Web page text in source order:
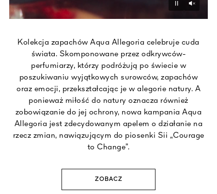
Pause
Kolekcja zapachów Aqua Allegoria celebruje cuda
świata. Skomponowane przez odkrywców-
perfumiarzy, którzy podróżują po świecie w
poszukiwaniu wyjątkowych surowców, zapachów
oraz emocji​, przekształcając je w alegorie natury. A
ponieważ miłość do natury oznacza również
zobowiązanie do jej ochrony, nowa kampania Aqua
Allegoria jest zdecydowanym apelem o działanie na
rzecz zmian, nawiązującym do piosenki Sii „Courage
to Change”.
ZOBACZ